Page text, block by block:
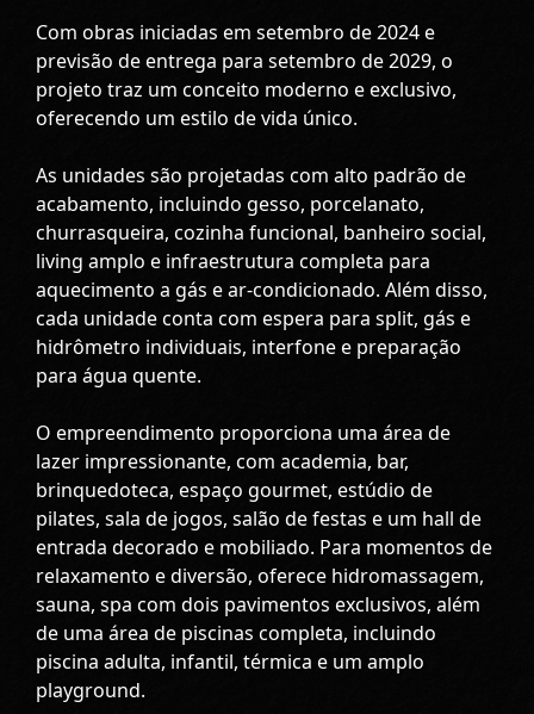
Com obras iniciadas em setembro de 2024 e
previsão de entrega para setembro de 2029, o
projeto traz um conceito moderno e exclusivo,
oferecendo um estilo de vida único.
As unidades são projetadas com alto padrão de
acabamento, incluindo gesso, porcelanato,
churrasqueira, cozinha funcional, banheiro social,
living amplo e infraestrutura completa para
aquecimento a gás e ar-condicionado. Além disso,
cada unidade conta com espera para split, gás e
hidrômetro individuais, interfone e preparação
para água quente.
O empreendimento proporciona uma área de
lazer impressionante, com academia, bar,
brinquedoteca, espaço gourmet, estúdio de
pilates, sala de jogos, salão de festas e um hall de
entrada decorado e mobiliado. Para momentos de
relaxamento e diversão, oferece hidromassagem,
sauna, spa com dois pavimentos exclusivos, além
de uma área de piscinas completa, incluindo
piscina adulta, infantil, térmica e um amplo
playground.